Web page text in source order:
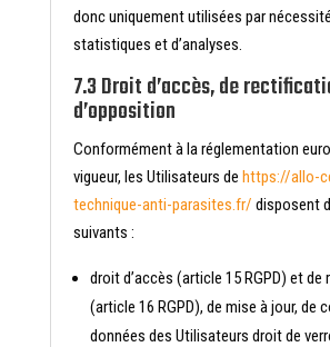
donc uniquement utilisées par
statistiques et d’analyses.
7.3 Droit d’accès, de
d’opposition
Conformément à la réglementation
vigueur, les Utilisateurs de https://allo-
technique-anti-parasites.fr/ disposent
suivants :
droit d’accès (article 15 RGPD) et
(article 16 RGPD), de mise à jour, de
données des Utilisateurs droit de